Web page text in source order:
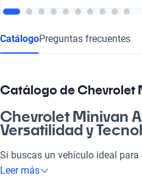
CatálogoPreguntas frecuentes
Catálogo de Chevrolet
Chevrolet Minivan
Versatilidad y
Si buscas un vehículo ideal
fin de semana, el Chevrolet
Leer más